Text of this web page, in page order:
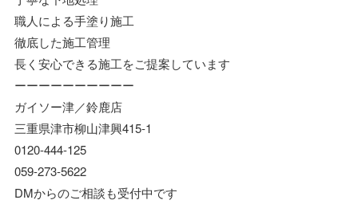
職人による手塗り施工
徹底した施工管理
長く安心できる施工をご提案しています
ーーーーーーーーーー
ガイソー津／鈴鹿店
三重県津市柳山津興415-1
0120-444-125
059-273-5622
DMからのご相談も受付中です